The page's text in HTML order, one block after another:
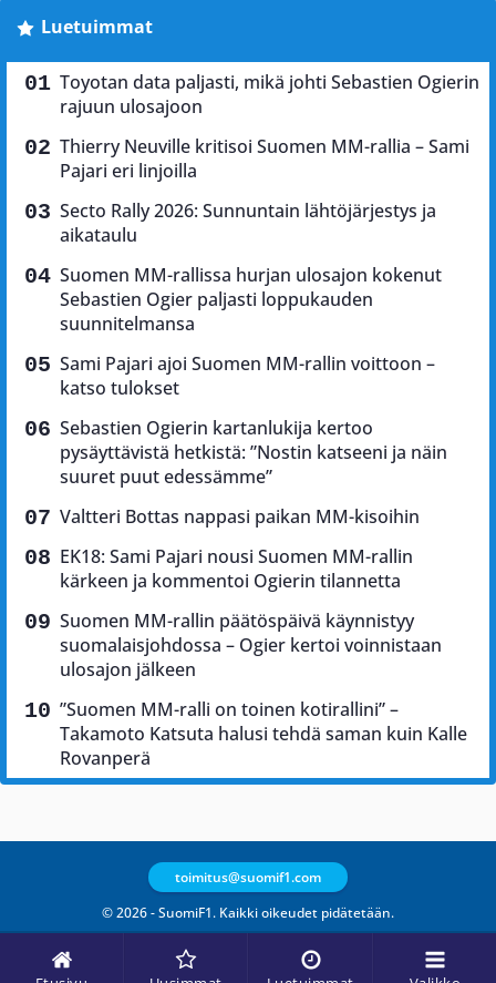
Luetuimmat
Toyotan data paljasti, mikä johti Sebastien Ogierin
rajuun ulosajoon
Thierry Neuville kritisoi Suomen MM-rallia – Sami
Pajari eri linjoilla
Secto Rally 2026: Sunnuntain lähtöjärjestys ja
aikataulu
Suomen MM-rallissa hurjan ulosajon kokenut
Sebastien Ogier paljasti loppukauden
suunnitelmansa
Sami Pajari ajoi Suomen MM-rallin voittoon –
katso tulokset
Sebastien Ogierin kartanlukija kertoo
pysäyttävistä hetkistä: ”Nostin katseeni ja näin
suuret puut edessämme”
Valtteri Bottas nappasi paikan MM-kisoihin
EK18: Sami Pajari nousi Suomen MM-rallin
kärkeen ja kommentoi Ogierin tilannetta
Suomen MM-rallin päätöspäivä käynnistyy
suomalaisjohdossa – Ogier kertoi voinnistaan
ulosajon jälkeen
”Suomen MM-ralli on toinen kotirallini” –
Takamoto Katsuta halusi tehdä saman kuin Kalle
Rovanperä
© 2026 - SuomiF1. Kaikki oikeudet pidätetään.
toimitus@suomif1.com